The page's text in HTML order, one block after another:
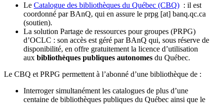
Le Catalogue des bibliothèques du Québec (CBQ) : il est
coordonné par BAnQ, qui en assure le prpg [at] banq.qc.ca
(soutien).
La solution Partage de ressources pour groupes (PRPG)
d’OCLC : son accès est géré par BAnQ qui, sous réserve de
disponibilité, en offre gratuitement la licence d’utilisation
aux bibliothèques publiques autonomes du Québec.
Le CBQ et PRPG permettent à l’abonné d’une bibliothèque de :
Interroger simultanément les catalogues de plus d’une
centaine de bibliothèques publiques du Québec ainsi que le